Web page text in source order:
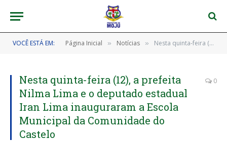
VOCÊ ESTÁ EM: Página Inicial » Notícias » Nesta quinta-feira (12), a prefeita Nilma Lima e o deputado estadual Iran Lima inauguraram a Escola Municipal da Comunidade do Castelo
Nesta quinta-feira (12), a prefeita
Nilma Lima e o deputado estadual
Iran Lima inauguraram a Escola
Municipal da Comunidade do
Castelo
0